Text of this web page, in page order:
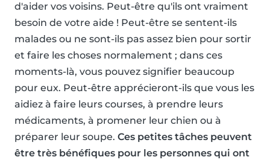
d'aider vos voisins. Peut-être qu'ils ont vraiment
besoin de votre aide ! Peut-être se sentent-ils
malades ou ne sont-ils pas assez bien pour sortir
et faire les choses normalement ; dans ces
moments-là, vous pouvez signifier beaucoup
pour eux. Peut-être apprécieront-ils que vous les
aidiez à faire leurs courses, à prendre leurs
médicaments, à promener leur chien ou à
préparer leur soupe. Ces petites tâches peuvent
être très bénéfiques pour les personnes qui ont